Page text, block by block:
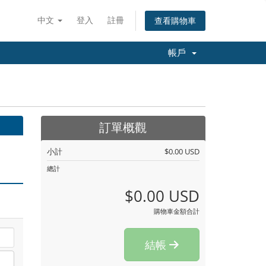
中文 登入 註冊 查看購物車
帳戶
訂單概觀
小計 $0.00 USD
總計
$0.00 USD
購物車金額合計
結帳